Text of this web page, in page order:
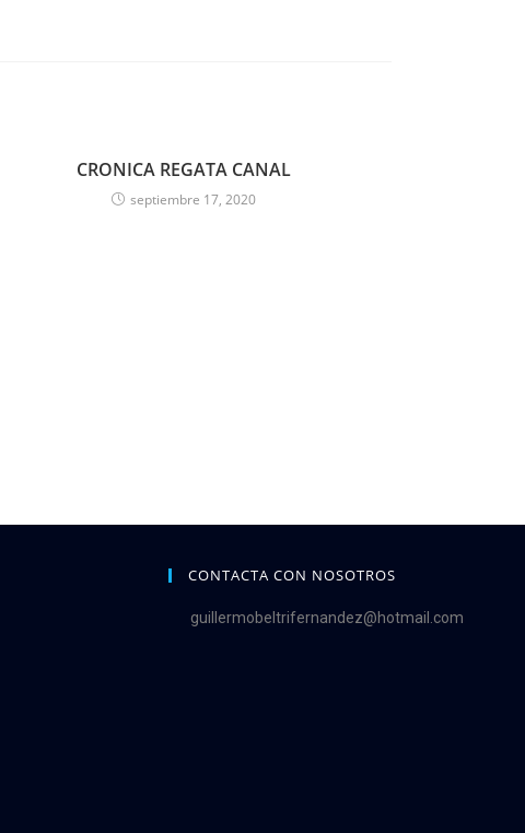
CRONICA REGATA CANAL
septiembre 17, 2020
CONTACTA CON NOSOTROS
guillermobeltrifernandez@hotmail.com